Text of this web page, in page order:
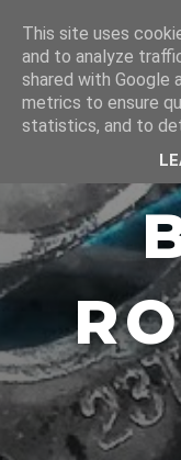
This site uses
and to analyze
shared with Google
metrics to ensure
statistics, and to